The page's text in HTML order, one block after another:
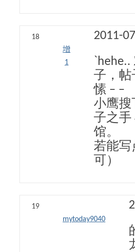
18
增
1
2011-
子，帖
愫 – –
小鹰搜
子之手
馆。
若能写
可）
19
mytoday9040